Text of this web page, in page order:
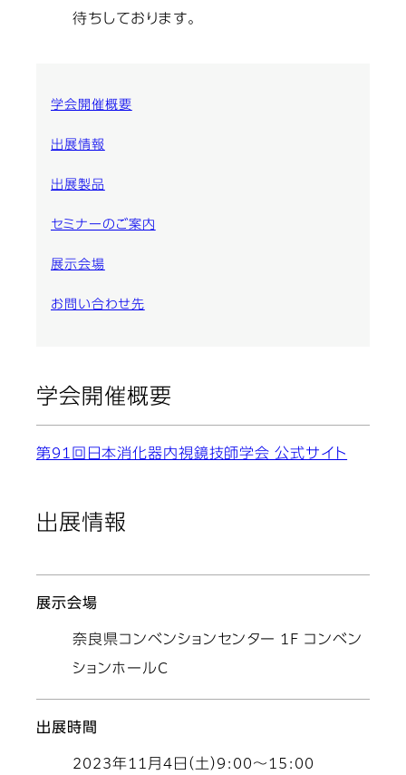
待ちしております。
学会開催概要
出展情報
出展製品
セミナーのご案内
展示会場
お問い合わせ先
学会開催概要
第91回日本消化器内視鏡技師学会 公式サイト
出展情報
展示会場
奈良県コンベンションセンター 1F コンベン
ションホールC
出展時間
2023年11月4日（土）9:00～15:00